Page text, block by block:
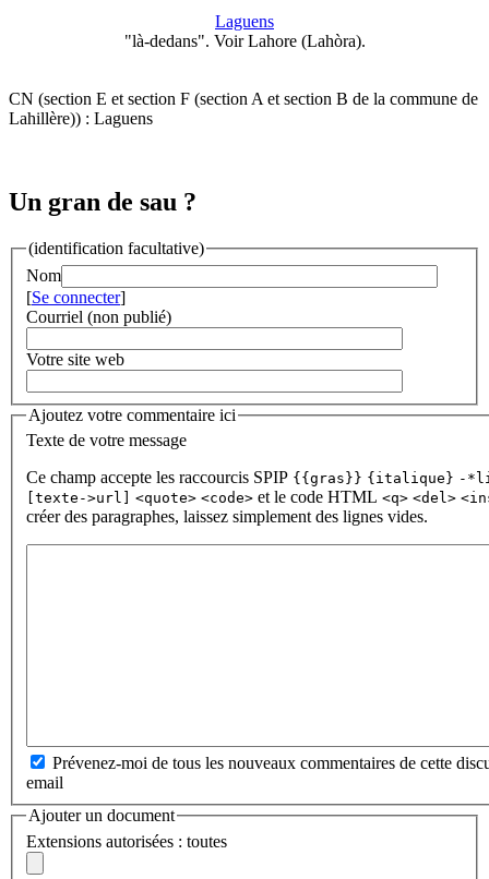
Laguens
"là-dedans". Voir Lahore (Lahòra).
CN (section E et section F (section A et section B de la commune de
Lahillère)) : Laguens
Un gran de sau ?
(identification facultative)
Nom
[Se connecter]
Courriel (non publié)
Votre site web
Ajoutez votre commentaire ici
Texte de votre message
Ce champ accepte les raccourcis SPIP {{gras}} {italique} -
[texte->url]
<quote> <code> et le code HTML <q> <del>
créer des paragraphes, laissez simplement des lignes vides.
Prévenez-moi de tous les nouveaux commentaires de cette
email
Ajouter un document
Extensions autorisées : toutes